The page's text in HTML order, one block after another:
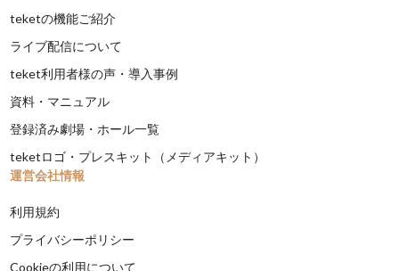
teketの機能ご紹介
ライブ配信について
teket利用者様の声・導入事例
資料・マニュアル
登録済み劇場・ホール一覧
teketロゴ・プレスキット（メディアキット）
運営会社情報
利用規約
プライバシーポリシー
Cookieの利用について